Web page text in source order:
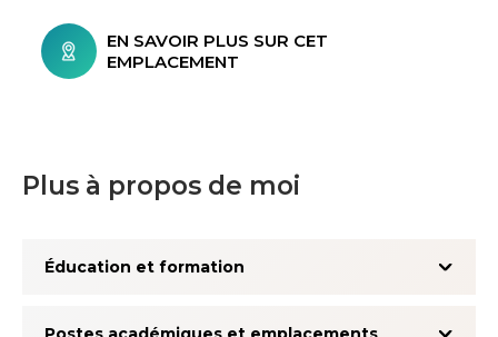
EN SAVOIR PLUS SUR CET
EMPLACEMENT
Plus à propos de moi
Éducation et formation